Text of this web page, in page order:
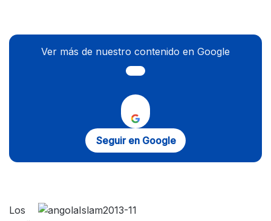
Ver más de nuestro contenido en Google
Seguir en Google
Los